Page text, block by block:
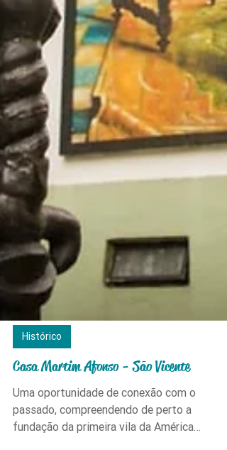
Histórico
Casa Martim Afonso - São Vicente